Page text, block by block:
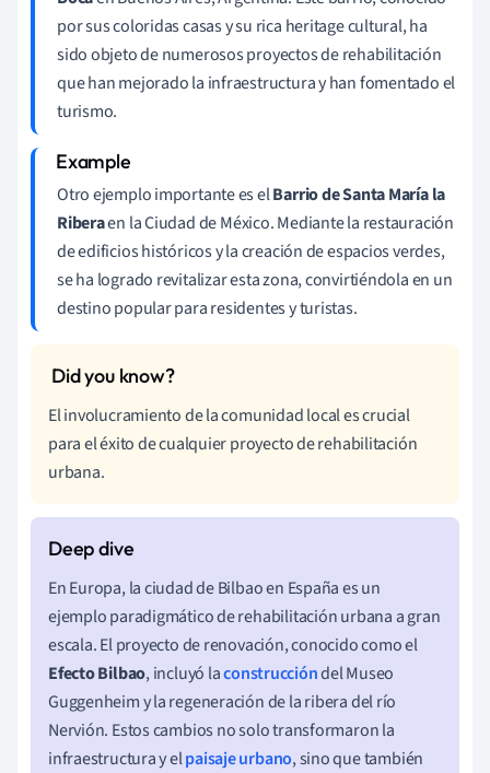
por sus coloridas casas y su rica heritage cultural, ha
sido objeto de numerosos proyectos de rehabilitación
que han mejorado la infraestructura y han fomentado el
turismo.
Otro ejemplo importante es elBarrio de Santa María la
Riberaen la Ciudad de México. Mediante la restauración
de edificios históricos y la creación de espacios verdes,
se ha logrado revitalizar esta zona, convirtiéndola en un
destino popular para residentes y turistas.
El involucramiento de la comunidad local es crucial
para el éxito de cualquier proyecto de rehabilitación
urbana.
En Europa, la ciudad de Bilbao en España es un
ejemplo paradigmático de rehabilitación urbana a gran
escala. El proyecto de renovación, conocido como el
Efecto Bilbao, incluyó laconstruccióndel Museo
Guggenheim y la regeneración de la ribera del río
Nervión. Estos cambios no solo transformaron la
infraestructura y elpaisaje urbano, sino que también